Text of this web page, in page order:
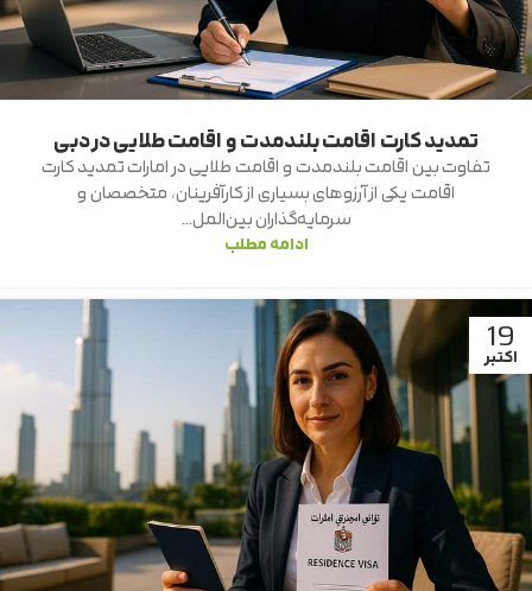
تمدید کارت اقامت بلندمدت و اقامت طلایی در دبی
تفاوت بین اقامت بلندمدت و اقامت طلایی در امارات تمدید کارت
اقامت یکی از آرزوهای بسیاری از کارآفرینان، متخصصان و
سرمایه‌گذاران بین‌المل...
ادامه مطلب
19
اکتبر